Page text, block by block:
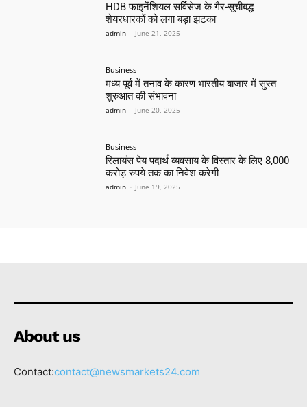
HDB फाइनेंशियल सर्विसेज के गैर-सूचीबद्ध
शेयरधारकों को लगा बड़ा झटका
admin - June 21, 2025
Business
मध्य पूर्व में तनाव के कारण भारतीय बाजार में सुस्त
शुरुआत की संभावना
admin - June 20, 2025
Business
रिलायंस पेय पदार्थ व्यवसाय के विस्तार के लिए 8,000
करोड़ रुपये तक का निवेश करेगी
admin - June 19, 2025
About us
Contact:contact@newsmarkets24.com